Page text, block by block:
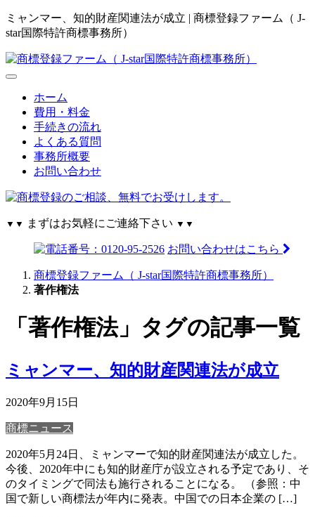
ミャンマー、知的財産関連法が成立 | 商標登録ファーム（ J-
star国際特許商標事務所）
ホーム
費用・料金
手続きの流れ
よくある質問
事務所概要
お問い合わせ
▼▼ まずはお気軽にご連絡下さい ▼▼
お問い合わせはこちら
商標登録ファーム（ J-star国際特許商標事務所）
著作権法
「著作権法」タグの記事一覧
ミャンマー、知的財産関連法が成立
2020年9月15日
商標ニュース
2020年5月24日、ミャンマーで知的財産関連法が成立した。
今後、2020年中にも知的財産庁が設立される予定であり、そ
のタイミングで同法も施行されることになる。 （参照：中
国で新しい商標法が年内に発表。中国での日本企業の […]